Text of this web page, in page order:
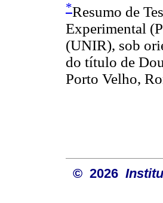
*Resumo de
Experimental
(UNIR), sob
do título de
Porto Velho,
© 2026